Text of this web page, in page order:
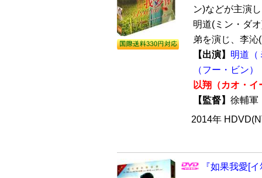
ン)などが主演
明道(ミン・ダ
弟を演じ、李沁
【出演】 明道（
（フー・ビン）
以翔（カオ・イ
【監督】 徐輔
2014年
『如果我愛[